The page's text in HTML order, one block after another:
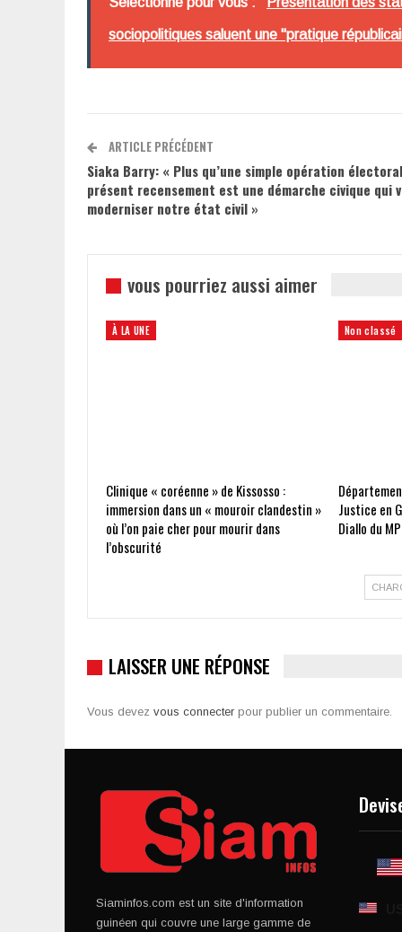
sociopolitiques saluent une "pratique
ARTICLE PRÉCÉDENT
Siaka Barry: « Plus qu’une simple opération
présent recensement est une démarche civique qui
moderniser notre état civil »
vous pourriez aussi aimer
À LA UNE
Clinique « coréenne » de Kissosso :
immersion dans un « mouroir clandestin »
où l’on paie cher pour mourir dans
l’obscurité
Non classé
Justice en
Diallo du
LAISSER UNE RÉPONSE
Vous devez vous connecter pour publier un commentaire.
Siaminfos.com est un site d'information
guinéen qui couvre une large gamme de